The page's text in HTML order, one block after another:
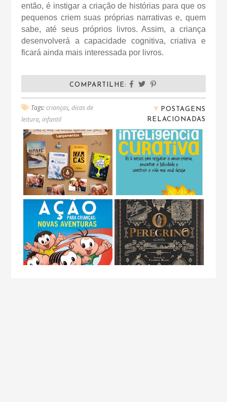
então, é instigar a criação de histórias para que os
pequenos criem suas próprias narrativas e, quem
sabe, até seus próprios livros. Assim, a criança
desenvolverá a capacidade cognitiva, criativa e
ficará ainda mais interessada por livros.
COMPARTILHE:
Tags:crianças,dicas de
leitura,infantil
▼ POSTAGENS
RELACIONADAS